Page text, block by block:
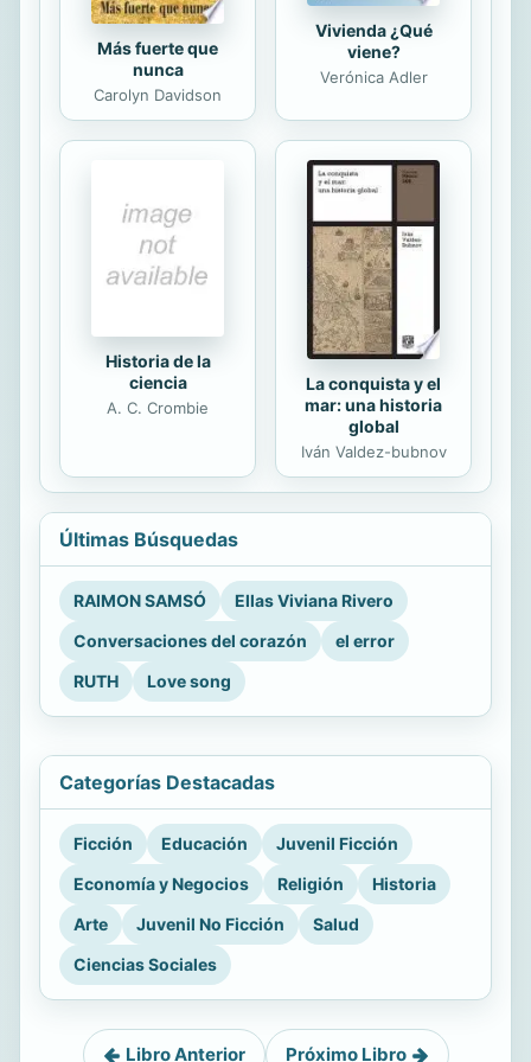
Más fuerte que
nunca
Carolyn Davidson
Vivienda ¿Qué
viene?
Verónica Adler
Historia de la
ciencia
A. C. Crombie
La conquista y el
mar: una historia
global
Iván Valdez-bubnov
Últimas Búsquedas
RAIMON SAMSÓ
Ellas Viviana Rivero
Conversaciones del corazón
el error
RUTH
Love song
Categorías Destacadas
Ficción Educación
Juvenil Ficción
Economía y Negocios
Religión
Historia
Arte
Juvenil No Ficción
Salud
Ciencias Sociales
Libro Anterior Próximo Libro